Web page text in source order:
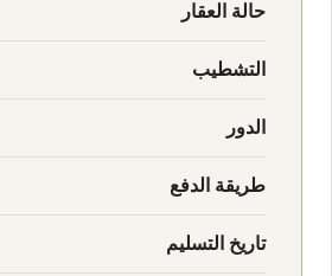
حالة العقار
التشطيب
الدور
طريقة الدفع
تاريخ التسليم